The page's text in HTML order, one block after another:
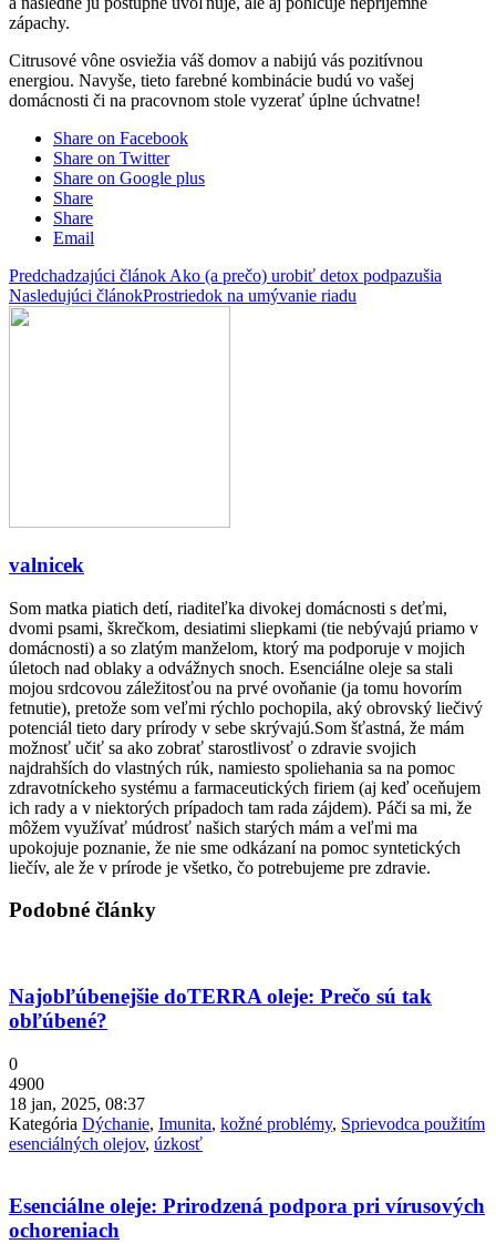
zápachy.
Citrusové vône osviežia váš domov a nabijú vás pozitívnou
energiou. Navyše, tieto farebné kombinácie budú vo vašej
domácnosti či na pracovnom stole vyzerať úplne úchvatne!
Share on Facebook
Share on Twitter
Share on Google plus
Share
Share
Email
Predchadzajúci článok Ako (a prečo) urobiť detox podpazušia
Nasledujúci článokProstriedok na umývanie riadu
valnicek
Som matka piatich detí, riaditeľka divokej domácnosti s deťmi,
dvomi psami, škrečkom, desiatimi sliepkami (tie nebývajú priamo v
domácnosti) a so zlatým manželom, ktorý ma podporuje v mojich
úletoch nad oblaky a odvážnych snoch. Esenciálne oleje sa stali
mojou srdcovou záležitosťou na prvé ovoňanie (ja tomu hovorím
fetnutie), pretože som veľmi rýchlo pochopila, aký obrovský liečivý
potenciál tieto dary prírody v sebe skrývajú.Som šťastná, že mám
možnosť učiť sa ako zobrať starostlivosť o zdravie svojich
najdrahších do vlastných rúk, namiesto spoliehania sa na pomoc
zdravotníckeho systému a farmaceutických firiem (aj keď oceňujem
ich rady a v niektorých prípadoch tam rada zájdem). Páči sa mi, že
môžem využívať múdrosť našich starých mám a veľmi ma
upokojuje poznanie, že nie sme odkázaní na pomoc syntetických
liečív, ale že v prírode je všetko, čo potrebujeme pre zdravie.
Podobné články
Najobľúbenejšie doTERRA oleje: Prečo sú tak
obľúbené?
0
4900
18 jan, 2025, 08:37
Kategória Dýchanie, Imunita, kožné problémy, Sprievodca použitím
esenciálných olejov, úzkosť
Esenciálne oleje: Prirodzená podpora pri vírusových
ochoreniach